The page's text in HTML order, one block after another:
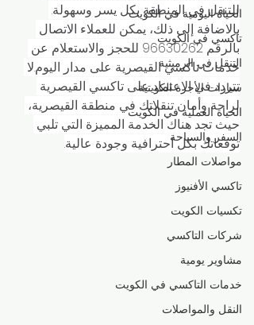
الحياة اليومية في الكويت
تاكسي في الكويت
التنقل في الرميثية
سيارات الأجرة الكويتية
الحياة العملية في الكويت
السفر والسياحة
مواصلات المطار
تاكسي الأفنيوز
تكسيات الكويت
شركات التاكسي
مشاوير يومية
خدمات التاكسي في الكويت
النقل والمواصلات
للتنقل في المنطقة بكل يسر وسهولة.
بالاضافة إلى ذلك، يمكن للعملاء الاتصال
بالرقم 96630262 للحجز والاستعلام عن
خدمات تاكسي القيصرية على مدار اليوم.لا
تتردد في الاعتماد على تاكسي القيصرية
لراحة وأمان تنقلاتك في منطقة القيصرية،
حيث تجد هناك الخدمة المميزة التي تلبي
توقعاتك بكل احترافية وجودة عالية.